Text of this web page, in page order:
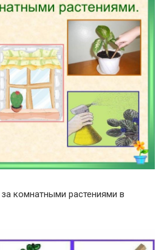
комнатными растениями в